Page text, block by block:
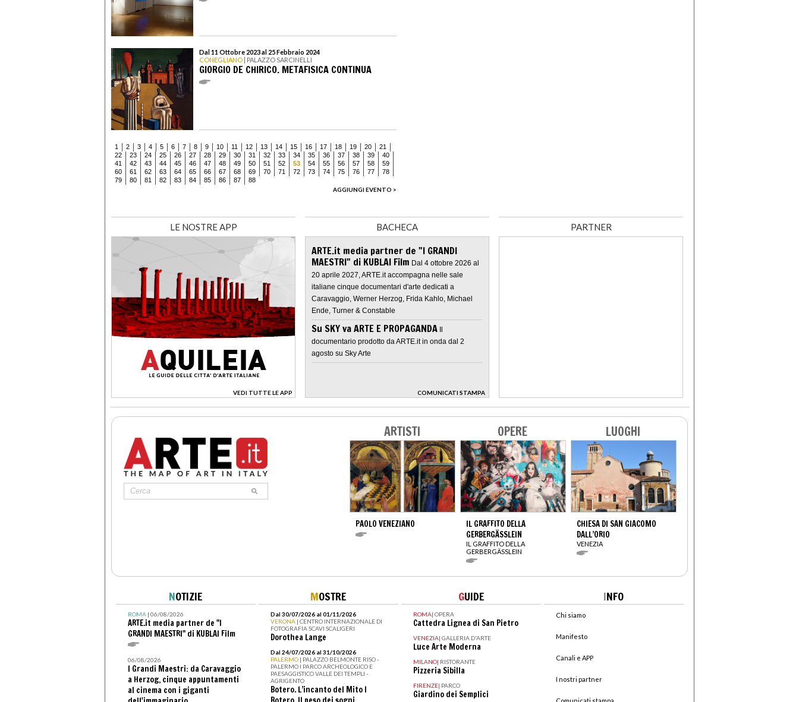
Dal 11 Ottobre 2023 al 25 Febbraio 2024
CONEGLIANO | PALAZZO SARCINELLI
GIORGIO DE CHIRICO. METAFISICA CONTINUA
1 2 3 4 5 6 7 8 9 10 11 12 13 14 15 16 17 18 19 20
21
22
23 24 25 26 27 28 29 30 31 32 33 34 35 36 37 38 39
40
41
42 43 44 45 46 47 48 49 50 51 52 53 54 55 56 57 58
59
60
61 62 63 64 65 66 67 68 69 70 71 72 73 74 75 76 77
78
79
80 81 82 83 84 85 86 87
88
AGGIUNGI EVENTO >
LE NOSTRE APP
VEDI TUTTE LE APP
>
BACHECA
ARTE.it media partner de "I GRANDI
MAESTRI" di KUBLAI Film Dal 4 ottobre 2026 al
20 aprile 2027, ARTE.it accompagna nelle sale
italiane cinque documentari d'arte dedicati a
Caravaggio, Werner Herzog, Frida Kahlo, Michael
Ende, Turner & Constable
Su SKY va ARTE E PROPAGANDA Il
documentario prodotto da ARTE.it in onda dal 2
agosto su Sky Arte
COMUNICATI STAMPA
>
PARTNER
ARTISTI
PAOLO VENEZIANO
OPERE
IL GRAFFITO DELLA
GERBERGÄSSLEIN
IL GRAFFITO DELLA
GERBERGÄSSLEIN
LUOGHI
CHIESA DI SAN GIACOMO
DALL’ORIO
VENEZIA
NOTIZIE
ROMA| 06/08/2026
ARTE.it media partner de "I
GRANDI MAESTRI" di KUBLAI Film
06/08/2026
I Grandi Maestri: da Caravaggio
a Herzog, cinque appuntamenti
al cinema con i giganti
MOSTRE
Dal 30/07/2026 al 01/11/2026
VERONA | CENTRO INTERNAZIONALE DI
FOTOGRAFIA SCAVI SCALIGERI
Dorothea Lange
Dal 24/07/2026 al 31/10/2026
PALERMO | PALAZZO BELMONTE RISO -
PALERMO I PARCO ARCHEOLOGICO E
PAESAGGISTICO VALLE DEI TEMPLI -
AGRIGENTO
Botero. L’incanto del Mito I
GUIDE
ROMA| OPERA
Cattedra Lignea di San Pietro
VENEZIA| GALLERIA D'ARTE
Luce Arte Moderna
MILANO| RISTORANTE
Pizzeria Sibilla
FIRENZE| PARCO
Giardino dei Semplici
INFO
Chi siamo
Manifesto
Canali e APP
I nostri partner
Comunicati stampa